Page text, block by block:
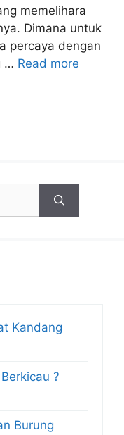
memelihara
Dimana untuk
percaya dengan
… Read more
Kandang
?
Burung